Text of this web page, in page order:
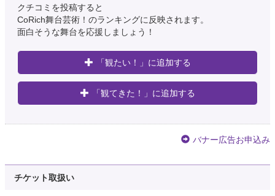
クチコミを投稿すると
CoRich舞台芸術！のランキングに反映されます。
面白そうな舞台を応援しましょう！
「観たい！」に追加する
「観てきた！」に追加する
バナー広告お申込み
チケット取扱い